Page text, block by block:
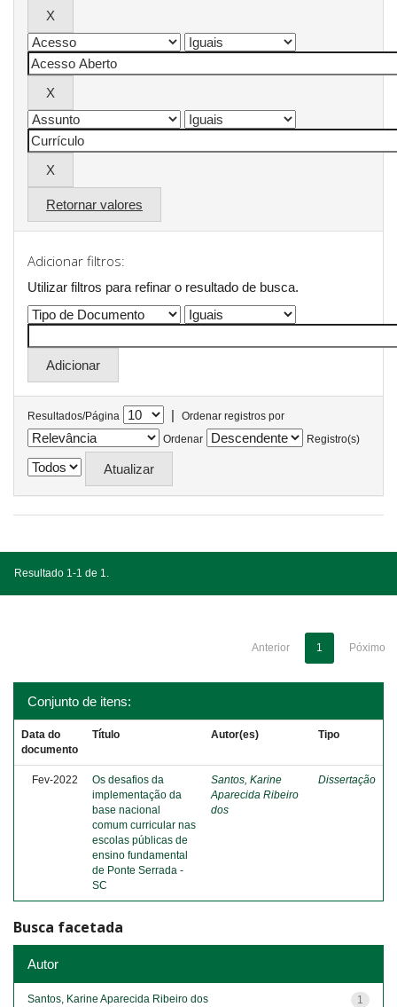
Retornar valores
Adicionar filtros:
Utilizar filtros para refinar o resultado de busca.
Resultados/Página |
Ordenar registros por
Ordenar
Registro(s)
Resultado 1-1 de 1.
Anterior 1 Póximo
Conjunto de itens:
Data do
documento
Título Autor(es) Tipo
Fev-2022
Os desafios da
implementação da
base nacional
comum curricular nas
escolas públicas de
ensino fundamental
de Ponte Serrada -
SC
Santos, Karine
Aparecida Ribeiro
dos
Dissertação
Busca facetada
Autor
1
Santos, Karine Aparecida Ribeiro dos